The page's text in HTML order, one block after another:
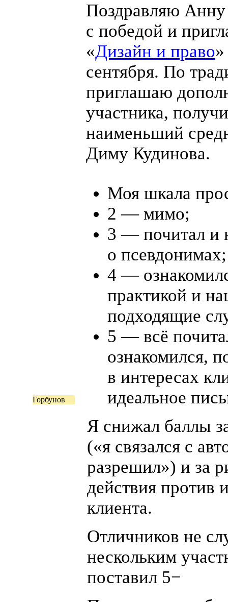
Поздравляю Анну
с победой и
«Дизайн и право
сентября. По
приглашаю
участника,
наименьший
Диму Кудинова.
Горбунов
Моя шкала
2 — мимо;
3 — почитал и
о псевдонимах;
4 —
практикой и
подходящие
5 — всё
ознакомился,
в интересах
идеальное
Я снижал баллы
(«я связался с
разрешил») и за
действия против
клиента.
Отличников не
нескольким
поставил 5−